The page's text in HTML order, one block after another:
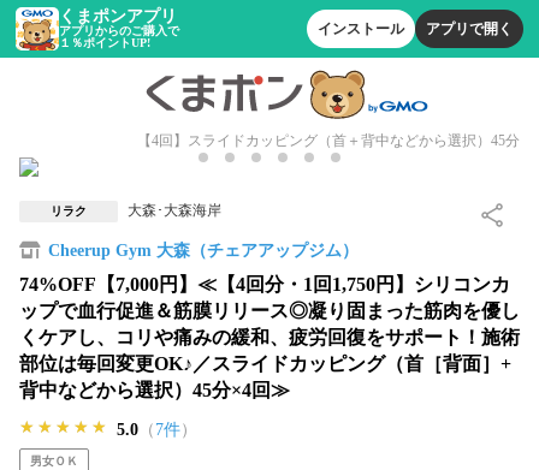
くまポンアプリ
アプリからのご購入で
１％ポイントUP!
インストール アプリで開く
【4回】スライドカッピング（首＋背中などから選択）45分
リラク 大森･大森海岸
Cheerup Gym 大森（チェアアップジム）
74%OFF【7,000円】≪【4回分・1回1,750円】シリコンカ
ップで血行促進＆筋膜リリース◎凝り固まった筋肉を優し
くケアし、コリや痛みの緩和、疲労回復をサポート！施術
部位は毎回変更OK♪／スライドカッピング（首［背面］+
背中などから選択）45分×4回≫
★★★★★
★★★★★
★★★★★ 5.0 （ 7件）
男女ＯＫ